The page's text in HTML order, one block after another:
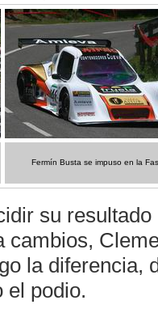
Fermín Busta se impuso en la
su
cambios,
la diferencia,
el podio.